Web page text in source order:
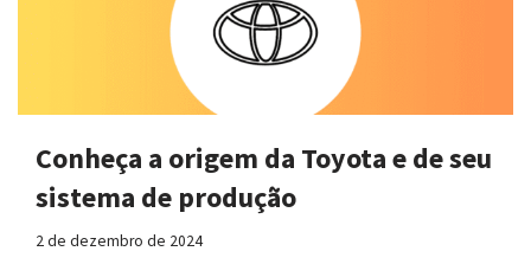
Conheça a origem da Toyota e de seu
sistema de produção
2 de dezembro de 2024